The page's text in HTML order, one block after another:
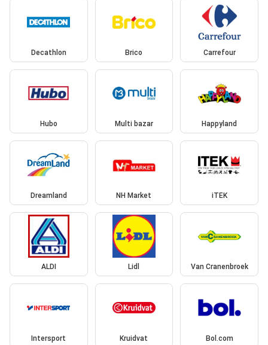
Decathlon Brico Carrefour
Hubo Multi bazar Happyland
Dreamland NH Market iTEK
ALDI Lidl Van Cranenbroek
Intersport Kruidvat Bol.com